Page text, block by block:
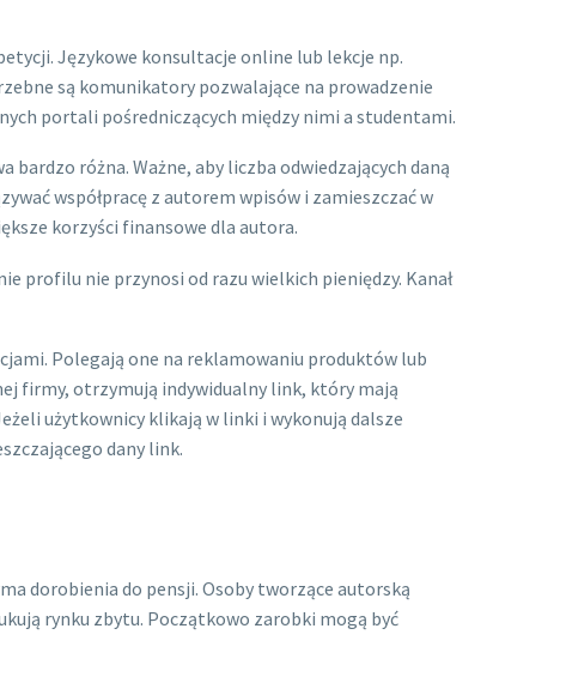
Językowe konsultacje online lub lekcje np.
są komunikatory pozwalające na prowadzenie
portali pośredniczących między nimi a studentami.
bardzo różna. Ważne, aby liczba odwiedzających daną
współpracę z autorem wpisów i zamieszczać w
korzyści finansowe dla autora.
profilu nie przynosi od razu wielkich pieniędzy. Kanał
Polegają one na reklamowaniu produktów lub
firmy, otrzymują indywidualny link, który mają
użytkownicy klikają w linki i wykonują dalsze
dany link.
dorobienia do pensji. Osoby tworzące autorską
rynku zbytu. Początkowo zarobki mogą być